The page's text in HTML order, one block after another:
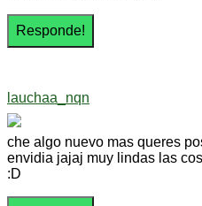
lauchaa_nqn
che algo nuevo mas queres
envidia jajaj muy lindas las
:D